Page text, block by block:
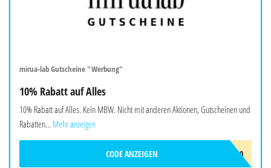
mirua-lab Gutscheine "Werbung"
10% Rabatt auf Alles
10% Rabatt auf Alles. Kein MBW. Nicht mit anderen Aktionen, Gutscheinen und
Rabatten... Mehr anzeigen
MIRU10
CODE ANZEIGEN